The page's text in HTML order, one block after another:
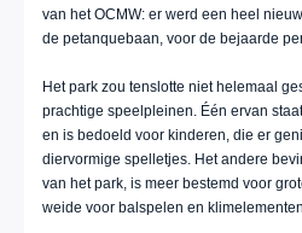
van het OCMW: er werd een heel
de petanquebaan, voor de bejaarde
Het park zou tenslotte niet helemaal
prachtige speelpleinen. Één ervan
en is bedoeld voor kinderen, die er
diervormige spelletjes. Het andere
van het park, is meer bestemd voor
weide voor balspelen en